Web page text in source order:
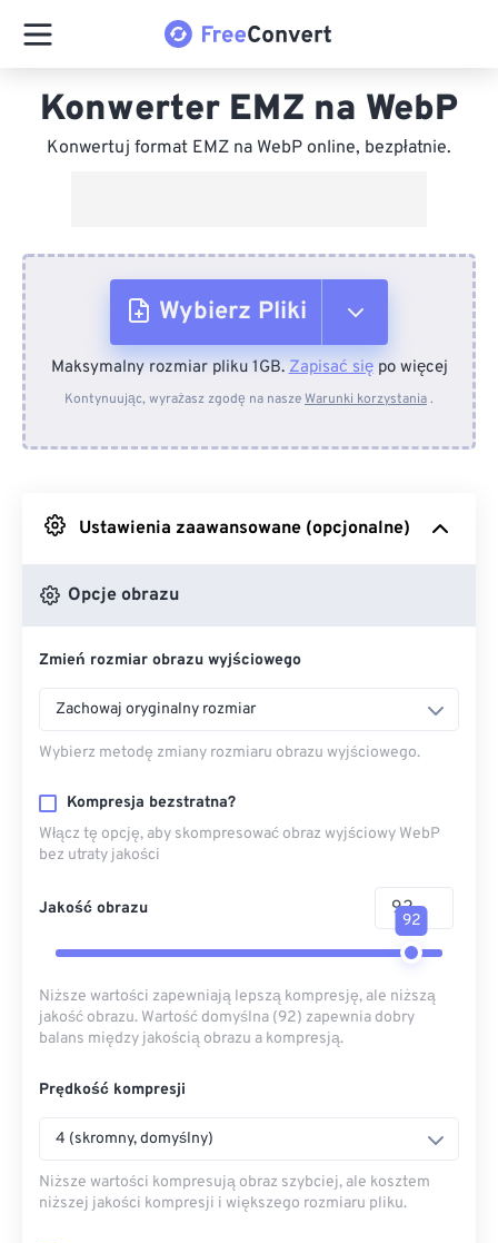
Konwerter EMZ na WebP
Konwertuj format EMZ na WebP online, bezpłatnie.
Wybierz Pliki
Z urządzenia
Z Dysku Google
Maksymalny rozmiar pliku 1GB.Zapisać siępo więcej
Kontynuując, wyrażasz zgodę na naszeWarunki korzystania.
Ustawienia zaawansowane (opcjonalne)
Opcje obrazu
Zmień rozmiar obrazu wyjściowego
Zachowaj oryginalny rozmiar
Wybierz metodę zmiany rozmiaru obrazu wyjściowego.
Kompresja bezstratna?
Włącz tę opcję, aby skompresować obraz wyjściowy WebP
bez utraty jakości
Jakość obrazu
92
Niższe wartości zapewniają lepszą kompresję, ale niższą
jakość obrazu. Wartość domyślna (92) zapewnia dobry
balans między jakością obrazu a kompresją.
Prędkość kompresji
4 (skromny, domyślny)
Niższe wartości kompresują obraz szybciej, ale kosztem
niższej jakości kompresji i większego rozmiaru pliku.